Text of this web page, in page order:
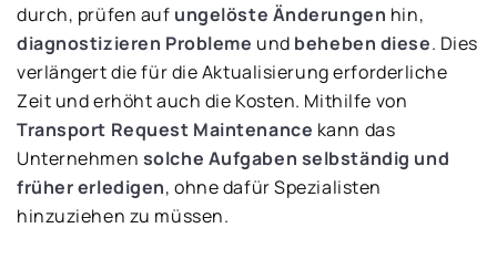
durch, prüfen auf ungelöste Änderungen hin,
diagnostizieren Probleme und beheben diese. Dies
verlängert die für die Aktualisierung erforderliche
Zeit und erhöht auch die Kosten. Mithilfe von
Transport Request Maintenance kann das
Unternehmen solche Aufgaben selbständig und
früher erledigen, ohne dafür Spezialisten
hinzuziehen zu müssen.